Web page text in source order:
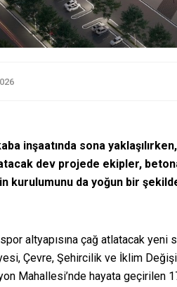
inşaatında sona
dev projede ekipler,
kurulumunu da yoğun bir
spor altyapısına çağ atlatacak
Çevre, Şehircilik ve İklim
Mahallesi’nde hayata geçirilen